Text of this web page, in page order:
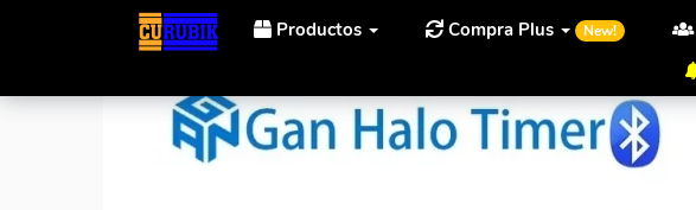
Productos Compra Plus New!